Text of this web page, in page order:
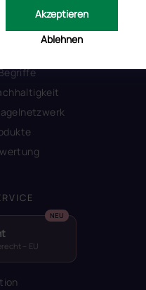
Ablehnen
Akzeptieren
– EU